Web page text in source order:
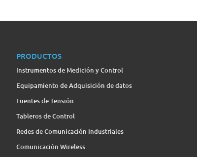
PRODUCTOS
Instrumentos de Medición y Control
Equipamiento de Adquisición de datos
Fuentes de Tensión
Tableros de Control
Redes de Comunicación Industriales
Comunicación Wireless